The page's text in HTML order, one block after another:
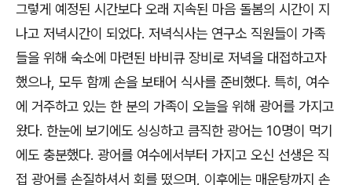
그렇게 예정된 시간보다 오래 지속된 마음 돌봄의 시간이 지
나고 저녁시간이 되었다. 저녁식사는 연구소 직원들이 가족
들을 위해 숙소에 마련된 바비큐 장비로 저녁을 대접하고자
했으나, 모두 함께 손을 보태어 식사를 준비했다. 특히, 여수
에 거주하고 있는 한 분의 가족이 오늘을 위해 광어를 가지고
왔다. 한눈에 보기에도 싱싱하고 큼직한 광어는 10명이 먹기
에도 충분했다. 광어를 여수에서부터 가지고 오신 선생은 직
접 광어를 손질하셔서 회를 떴으며, 이후에는 매운탕까지 손